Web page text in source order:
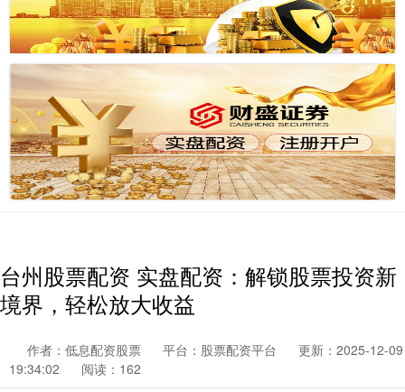
台州股票配资 实盘配资：解锁股票投资新
境界，轻松放大收益
作者：低息配资股票 平台：股票配资平台
更新：2025-12-09
19:34:02
阅读：162